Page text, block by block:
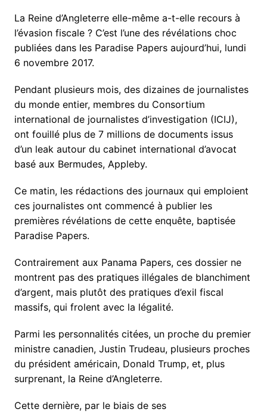
La Reine d’Angleterre elle-même a-t-elle recours à
l’évasion fiscale ? C’est l’une des révélations choc
publiées dans les Paradise Papers aujourd’hui, lundi
6 novembre 2017.
Pendant plusieurs mois, des dizaines de journalistes
du monde entier, membres du Consortium
international de journalistes d’investigation (ICIJ),
ont fouillé plus de 7 millions de documents issus
d’un leak autour du cabinet international d’avocat
basé aux Bermudes, Appleby.
Ce matin, les rédactions des journaux qui emploient
ces journalistes ont commencé à publier les
premières révélations de cette enquête, baptisée
Paradise Papers.
Contrairement aux Panama Papers, ces dossier ne
montrent pas des pratiques illégales de blanchiment
d’argent, mais plutôt des pratiques d’exil fiscal
massifs, qui frolent avec la légalité.
Parmi les personnalités citées, un proche du premier
ministre canadien, Justin Trudeau, plusieurs proches
du président américain, Donald Trump, et, plus
surprenant, la Reine d’Angleterre.
Cette dernière, par le biais de ses